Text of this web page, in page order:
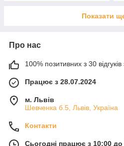
Показати
Про нас
100% позитивних з 30 відгуків
Працює з 28.07.2024
м. Львів
Шевченка б.5, Львів, Україна
Контакти
Сьогодні працює з 10:00 до